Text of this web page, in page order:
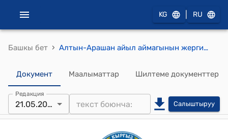
KG RU
Башкы бет › Алтын-Арашан айыл аймагынын жергиликтүү кеңешинин 2025-жылдын 27-мартындагы № 34 "Тегизчил айылындагы бузулуп кеткен мурдагы гараждын башкы планына өзгөртүү киргизүү жөнүндө" токтому
Документ Маалыматтар Шилтеме документтер
Редакция
21.05.2025 Салыштыруу